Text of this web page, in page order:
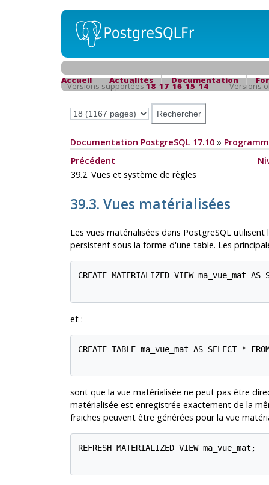
Accueil Actualités Documentation
Versions supportées18 17 16 15 14 Versions
Documentation PostgreSQL 17.10»
Précédent
39.2. Vues et système de règles
39.3. Vues matérialisées
Les vues matérialisées dans PostgreSQLutilisent
persistent sous la forme d'une table. Les
CREATE MATERIALIZED VIEW ma_vue_mat
et :
CREATE TABLE ma_vue_mat AS SELECT *
sont que la vue matérialisée ne peut pas être
matérialisée est enregistrée exactement de la
fraiches peuvent être générées pour la vue
REFRESH MATERIALIZED VIEW ma_vue_mat;